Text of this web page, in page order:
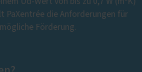
PaXentrée die Anforderungen für
Förderung.